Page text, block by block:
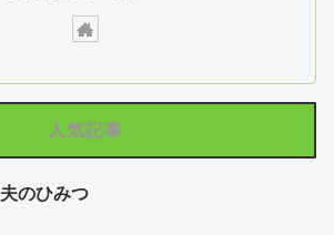
人気記事
夫のひみつ